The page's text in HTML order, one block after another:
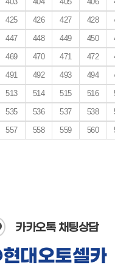
425 426 427 428
447 448 449 450
469 470 471 472
491 492 493 494
513 514 515 516
535 536 537 538
557 558 559 560
카카오톡 채팅상담
대오토셀카